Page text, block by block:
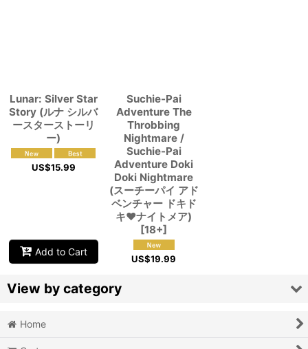
Lunar: Silver Star
Story (ルナ シルバ
ースターストーリ
ー)
US$15.99
Add to Cart
Suchie-Pai
Adventure The
Throbbing
Nightmare /
Suchie-Pai
Adventure Doki
Doki Nightmare
(スーチーパイ アド
ベンチャー ドキド
キ♥ナイトメア)
[18+]
US$19.99
View by category
Video Games (All Items)
Home